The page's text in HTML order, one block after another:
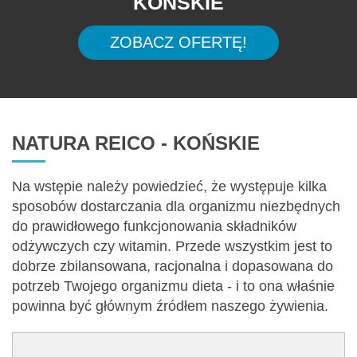
ZOBACZ OFERTĘ!
NATURA REICO - KOŃSKIE
Na wstępie należy powiedzieć, że występuje kilka
sposobów dostarczania dla organizmu niezbędnych
do prawidłowego funkcjonowania składników
odżywczych czy witamin. Przede wszystkim jest to
dobrze zbilansowana, racjonalna i dopasowana do
potrzeb Twojego organizmu dieta - i to ona właśnie
powinna być głównym źródłem naszego żywienia.